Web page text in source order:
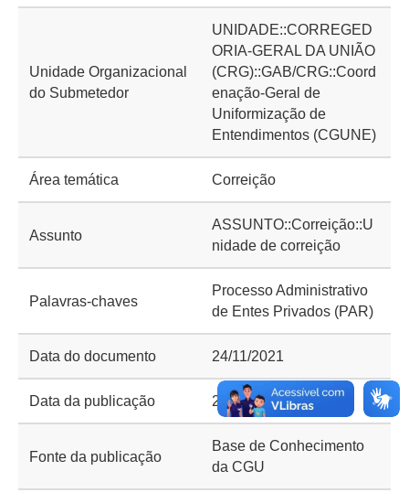
Unidade Organizacional
do Submetedor
UNIDADE::CORREGED
ORIA-GERAL DA UNIÃO
(CRG)::GAB/CRG::Coord
enação-Geral de
Uniformização de
Entendimentos (CGUNE)
Área temática Correição
Assunto
ASSUNTO::Correição::U
nidade de correição
Palavras-chaves
Processo Administrativo
de Entes Privados (PAR)
Data do documento 24/11/2021
Data da publicação 29/12/2021
Fonte da publicação
Base de Conhecimento
da CGU